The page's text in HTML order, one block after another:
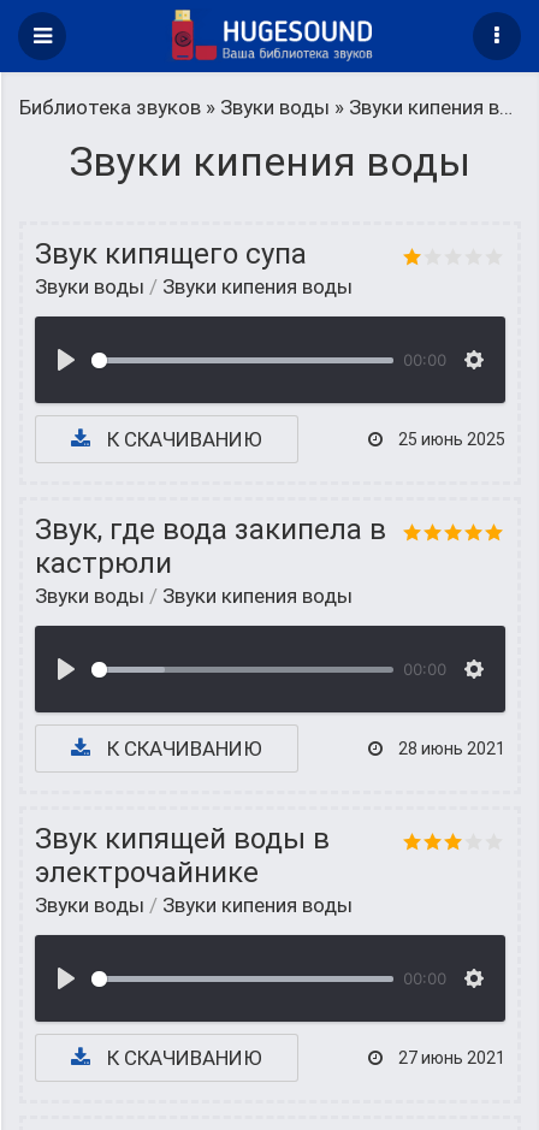
Библиотека звуков » Звуки воды » Звуки кипения воды
Звуки кипения воды
Звук кипящего супа
Звуки воды / Звуки кипения воды
00:00
К СКАЧИВАНИЮ 25 июнь 2025
Звук, где вода закипела в
кастрюли
Звуки воды / Звуки кипения воды
00:00
К СКАЧИВАНИЮ 28 июнь 2021
Звук кипящей воды в
электрочайнике
Звуки воды / Звуки кипения воды
00:00
К СКАЧИВАНИЮ 27 июнь 2021